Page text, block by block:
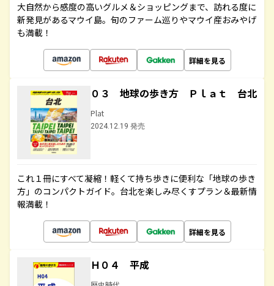
大自然から感度の高いグルメ＆ショッピングまで、訪れる度に
新発見があるマウイ島。旬のファーム巡りやマウイ産おみやげ
も満載！
詳細を見る
０３ 地球の歩き方 Ｐｌａｔ 台北
Plat
2024.12.19 発売
これ１冊にすべて凝縮！軽くて持ち歩きに便利な「地球の歩き
方」のコンパクトガイド。台北を楽しみ尽くすプラン＆最新情
報満載！
詳細を見る
Ｈ０４ 平成